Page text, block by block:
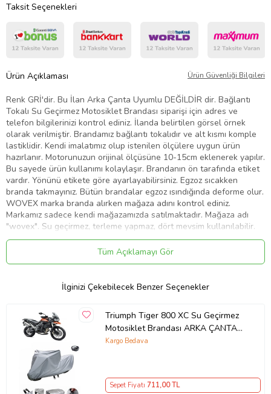
Taksit Seçenekleri
Ürün Açıklaması Ürün Güvenliği Bilgileri
Renk GRİ'dir. Bu İlan Arka Çanta Uyumlu DEĞİLDİR dir. Bağlantı
Tokalı Su Geçirmez Motosiklet Brandası siparişi için adres ve
telefon bilgilerinizi kontrol ediniz. İlanda belirtilen görsel örnek
olarak verilmiştir. Brandamız bağlantı tokalıdır ve alt kısmı komple
lastiklidir. Kendi imalatımız olup istenilen ölçülere uygun ürün
hazırlanır. Motorunuzun orijinal ölçüsüne 10-15cm eklenerek yapılır.
Bu sayede ürün kullanımı kolaylaşır. Brandanın ön tarafında etiket
vardır. Yönünü etikete göre ayarlayabilirsiniz. Egzoz sıcakken
branda takmayınız. Bütün brandalar egzoz ısındığında deforme olur.
WOVEX marka branda alırken mağaza adını kontrol ediniz.
Markamız sadece kendi mağazamızda satılmaktadır. Mağaza adı
"wovex". Su geçirmez, terleme yapmaz, dört mevsim kullanılabilir.
Ürünün taşıma çantası mevcuttur. %100 yerli üretimdir/Made in
Turkey. Motosikletinizi dört mevsim korumak sizin elinizde.
Brandalar motosikletinizin koruyucu zırhıdır. Sağlam ve ergonomik
teslim olmaz. Ürün motosikletinizin boyasına zarar vermez.
Ürünümüzün dış kısmi özel su geçirmez malzemeden lamine
Yazın sıcak ve kuru havalarda aracınıza zarar vermez. Hırsızlığa
karşı caydırıcıdır. Motosikletinizin toz, polen, kuş pisliği vb. gibi dış
etkenlere maruz kalmasını engeller. Ürünümüz motosikletinizin
hava ve polen filtreleri dahi ömrünü uzatır. +40 derece (hissedilen
+60 derece) ve -40 dereceye kadar dayanıklıdır. Özel branda
kumaşından üretilmiştir. ARKA ÇANTALI MOTORLAR İÇİN
UYUMLUDUR
Tüm Açıklamayı Gör
İlginizi Çekebilecek Benzer Seçenekler
Triumph Tiger 800 XC Su Geçirmez
Motosiklet Brandası ARKA ÇANTA
UYUMLU
Kargo Bedava
Sepet Fiyatı 711,00 TL